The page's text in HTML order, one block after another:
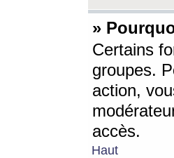
»
Certains
groupes.
action,
accès.
Haut